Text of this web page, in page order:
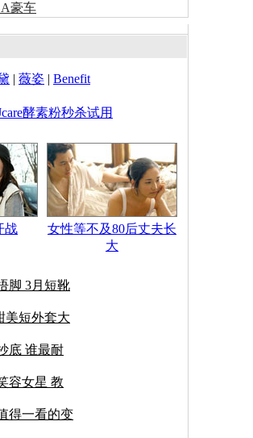
豪车
| 薇姿 | Benefit
酵素粉秒杀试用
战
女性等不及80后丈夫长
大
脚 3月短靴
美短外套大
底 谁最耐
容女星 教
得一看的变